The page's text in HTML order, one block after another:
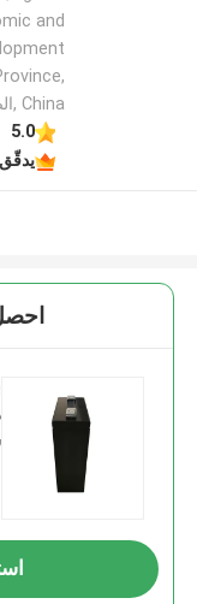
and
China ,الصين
5.0